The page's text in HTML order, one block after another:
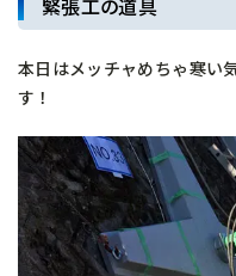
緊張工の道具
本日はメッチャめちゃ寒い
す！